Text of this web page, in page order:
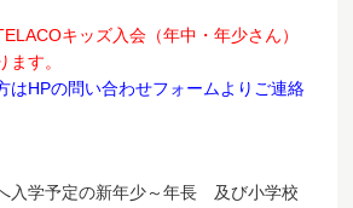
キッズ入会（年中・年少さん）
す。
はHPの問い合わせフォームよりご連絡
入学予定の新年少～年長 及び小学校